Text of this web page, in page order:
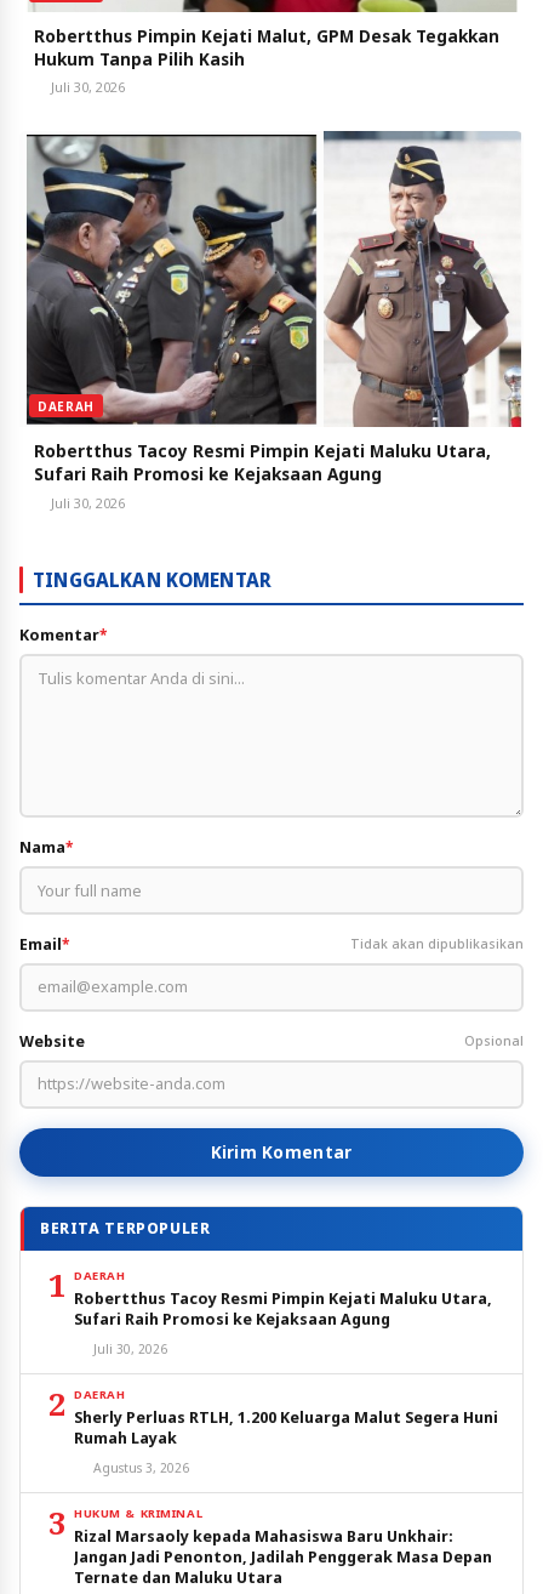
Robertthus Pimpin Kejati Malut, GPM Desak Tegakkan
Hukum Tanpa Pilih Kasih
Juli 30, 2026
DAERAH
Robertthus Tacoy Resmi Pimpin Kejati Maluku Utara,
Sufari Raih Promosi ke Kejaksaan Agung
Juli 30, 2026
TINGGALKAN KOMENTAR
Komentar*
Nama*
Email* Tidak akan dipublikasikan
Website Opsional
Kirim Komentar
BERITA TERPOPULER
1 DAERAH
Robertthus Tacoy Resmi Pimpin Kejati Maluku Utara,
Sufari Raih Promosi ke Kejaksaan Agung
Juli 30, 2026
2 DAERAH
Sherly Perluas RTLH, 1.200 Keluarga Malut Segera Huni
Rumah Layak
Agustus 3, 2026
3 HUKUM & KRIMINAL
Rizal Marsaoly kepada Mahasiswa Baru Unkhair:
Jangan Jadi Penonton, Jadilah Penggerak Masa Depan
Ternate dan Maluku Utara